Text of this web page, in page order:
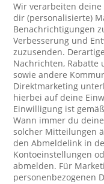
Wir verarbeiten deine
dir (personalisierte)
Benachrichtigungen
Verbesserung und
zuzusenden.
Nachrichten, Rabatte
sowie andere
Direktmarketing
hierbei auf deine
Einwilligung ist
Wann immer du
solcher Mitteilungen
den Abmeldelink in
Kontoeinstellungen
abmelden. Für
personenbezogenen